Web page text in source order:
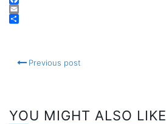
Facebook
Email
Previous post
YOU MIGHT ALSO LIKE